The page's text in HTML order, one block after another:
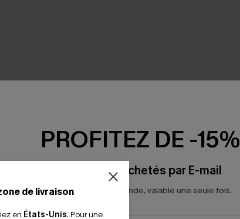
de livraison
en États-Unis. Pour une
PROFITEZ DE -15%
-15% dès 2 Achetés par E-mail
*Un code par commande, valable une seule fois.